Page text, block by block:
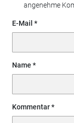
angenehme
E-Mail
Name
Kommentar